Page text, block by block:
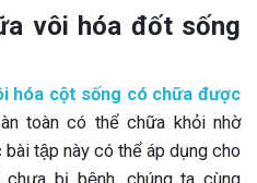
vôi hóa đốt sống
hóa cột sống có chữa được
toàn có thể chữa khỏi nhờ
tập này có thể áp dụng cho